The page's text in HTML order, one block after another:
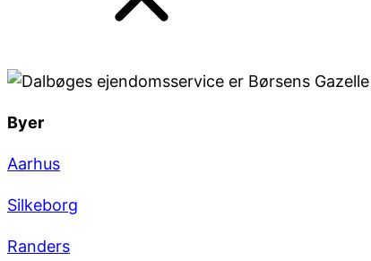
Byer
Aarhus
Silkeborg
Randers